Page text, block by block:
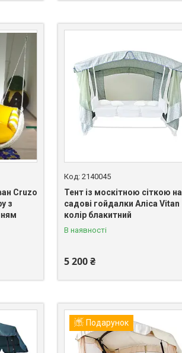
Cruzo
з
2140045
Тент із москітною сіткою на
садові гойдалки Аліса Vitan
колір блакитний
В наявності
5 200 ₴
Подарунок